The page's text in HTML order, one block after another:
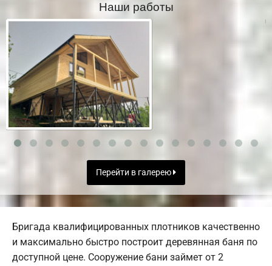
Наши работы
Перейти в галерею
Бригада квалифицированных плотников качественно
и максимально быстро построит деревянная баня по
доступной цене. Сооружение бани займет от 2